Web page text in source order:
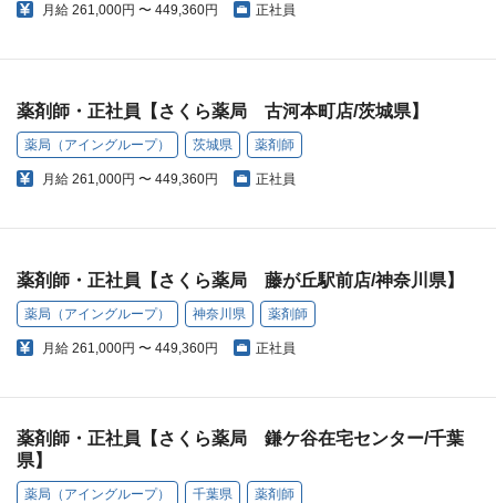
月給 261,000円 〜 449,360円 正社員
薬剤師・正社員【さくら薬局 古河本町店/茨城県】
薬局（アイングループ） 茨城県 薬剤師
月給 261,000円 〜 449,360円 正社員
薬剤師・正社員【さくら薬局 藤が丘駅前店/神奈川県】
薬局（アイングループ） 神奈川県 薬剤師
月給 261,000円 〜 449,360円 正社員
薬剤師・正社員【さくら薬局 鎌ケ谷在宅センター/千葉
県】
薬局（アイングループ） 千葉県 薬剤師